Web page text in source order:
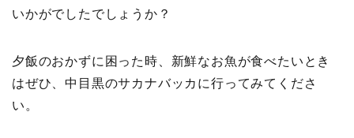
いかがでしたでしょうか？
夕飯のおかずに困った時、新鮮なお魚が食べたいとき
はぜひ、中目黒のサカナバッカに行ってみてくださ
い。